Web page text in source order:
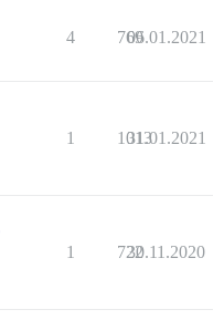
4 769
06.01.2021
1 1013
31.01.2021
1 722
30.11.2020